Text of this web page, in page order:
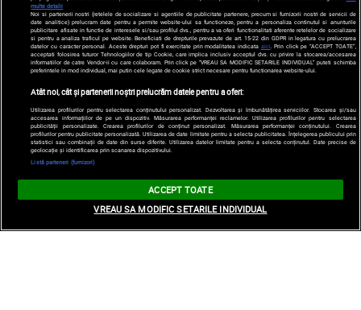
multe detalii
Noi si partenerii nostri (retelele de socializare si agentiile de publicitate partenere, precum si furnizorii nostri de servicii de
date analitice) prelucram date pentru a permite website-ului sa functioneze, pentru a personaliza continutul si anunturile
publicitare afisate in functie de interesele si/sau profilul dvs., pentru a va oferi functionalitati aferente retelelor de socializare
si pentru a analiza traficul pe website. Beneficiati de drepturile prevazute de art. 15-22 din GDPR in legatura cu prelucrarea
datelor cu caracter personal. Aceste drepturi pot fi exercitate prin modalitatea indicata aici. Prin click pe “ACCEPT TOATE”,
acceptati folosirea tuturor Tehnologiilor de tip Cookie, care implica inclusiv acceptul dvs. cu privire la stocarea/accesarea
informatiilor de catre Vendor-ii cu care colaboram. Prin click pe “VREAU SA MODIFIC SETARILE INDIVIDUAL” puteti schimba
preferintele in mod individual, mai putin cele legate de cookie strict necesare pentru functionarea website-ului.
Atât noi, cât și partenerii noștri prelucrăm datele pentru a oferi:
Utilizarea profilurilor pentru selectarea conținutului personalizat. Dezvoltarea și îmbunătățirea serviciilor. Stocarea și/sau
accesarea informațiilor de pe un dispozitiv. Măsurarea performanței reclamelor. Utilizarea profilurilor pentru selectarea
publicității personalizate. Crearea profilurilor de conținut personalizat. Măsurarea performanței conținutului. Crearea
profilurilor pentru publicitate personalizată. Utilizarea de date limitate pentru a selecta publicitatea. Înțelegerea publicului prin
statistici sau combinații de date din surse diferite. Utilizarea datelor limitate pentru a selecta conținutul. Date precise de
geolocație și identificarea prin scanarea dispozitivului.
Listă parteneri (furnizori)
ACCEPT TOATE
VREAU SA MODIFIC SETARILE INDIVIDUAL